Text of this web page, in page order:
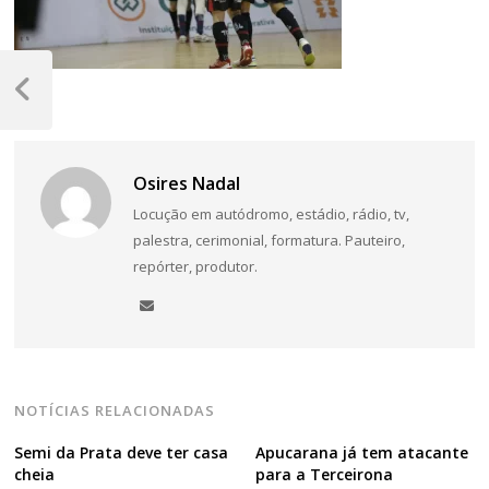
Osires Nadal
Locução em autódromo, estádio, rádio, tv,
palestra, cerimonial, formatura. Pauteiro,
repórter, produtor.
NOTÍCIAS RELACIONADAS
Semi da Prata deve ter casa
cheia
Apucarana já tem atacante
para a Terceirona
Navegação
de
Post